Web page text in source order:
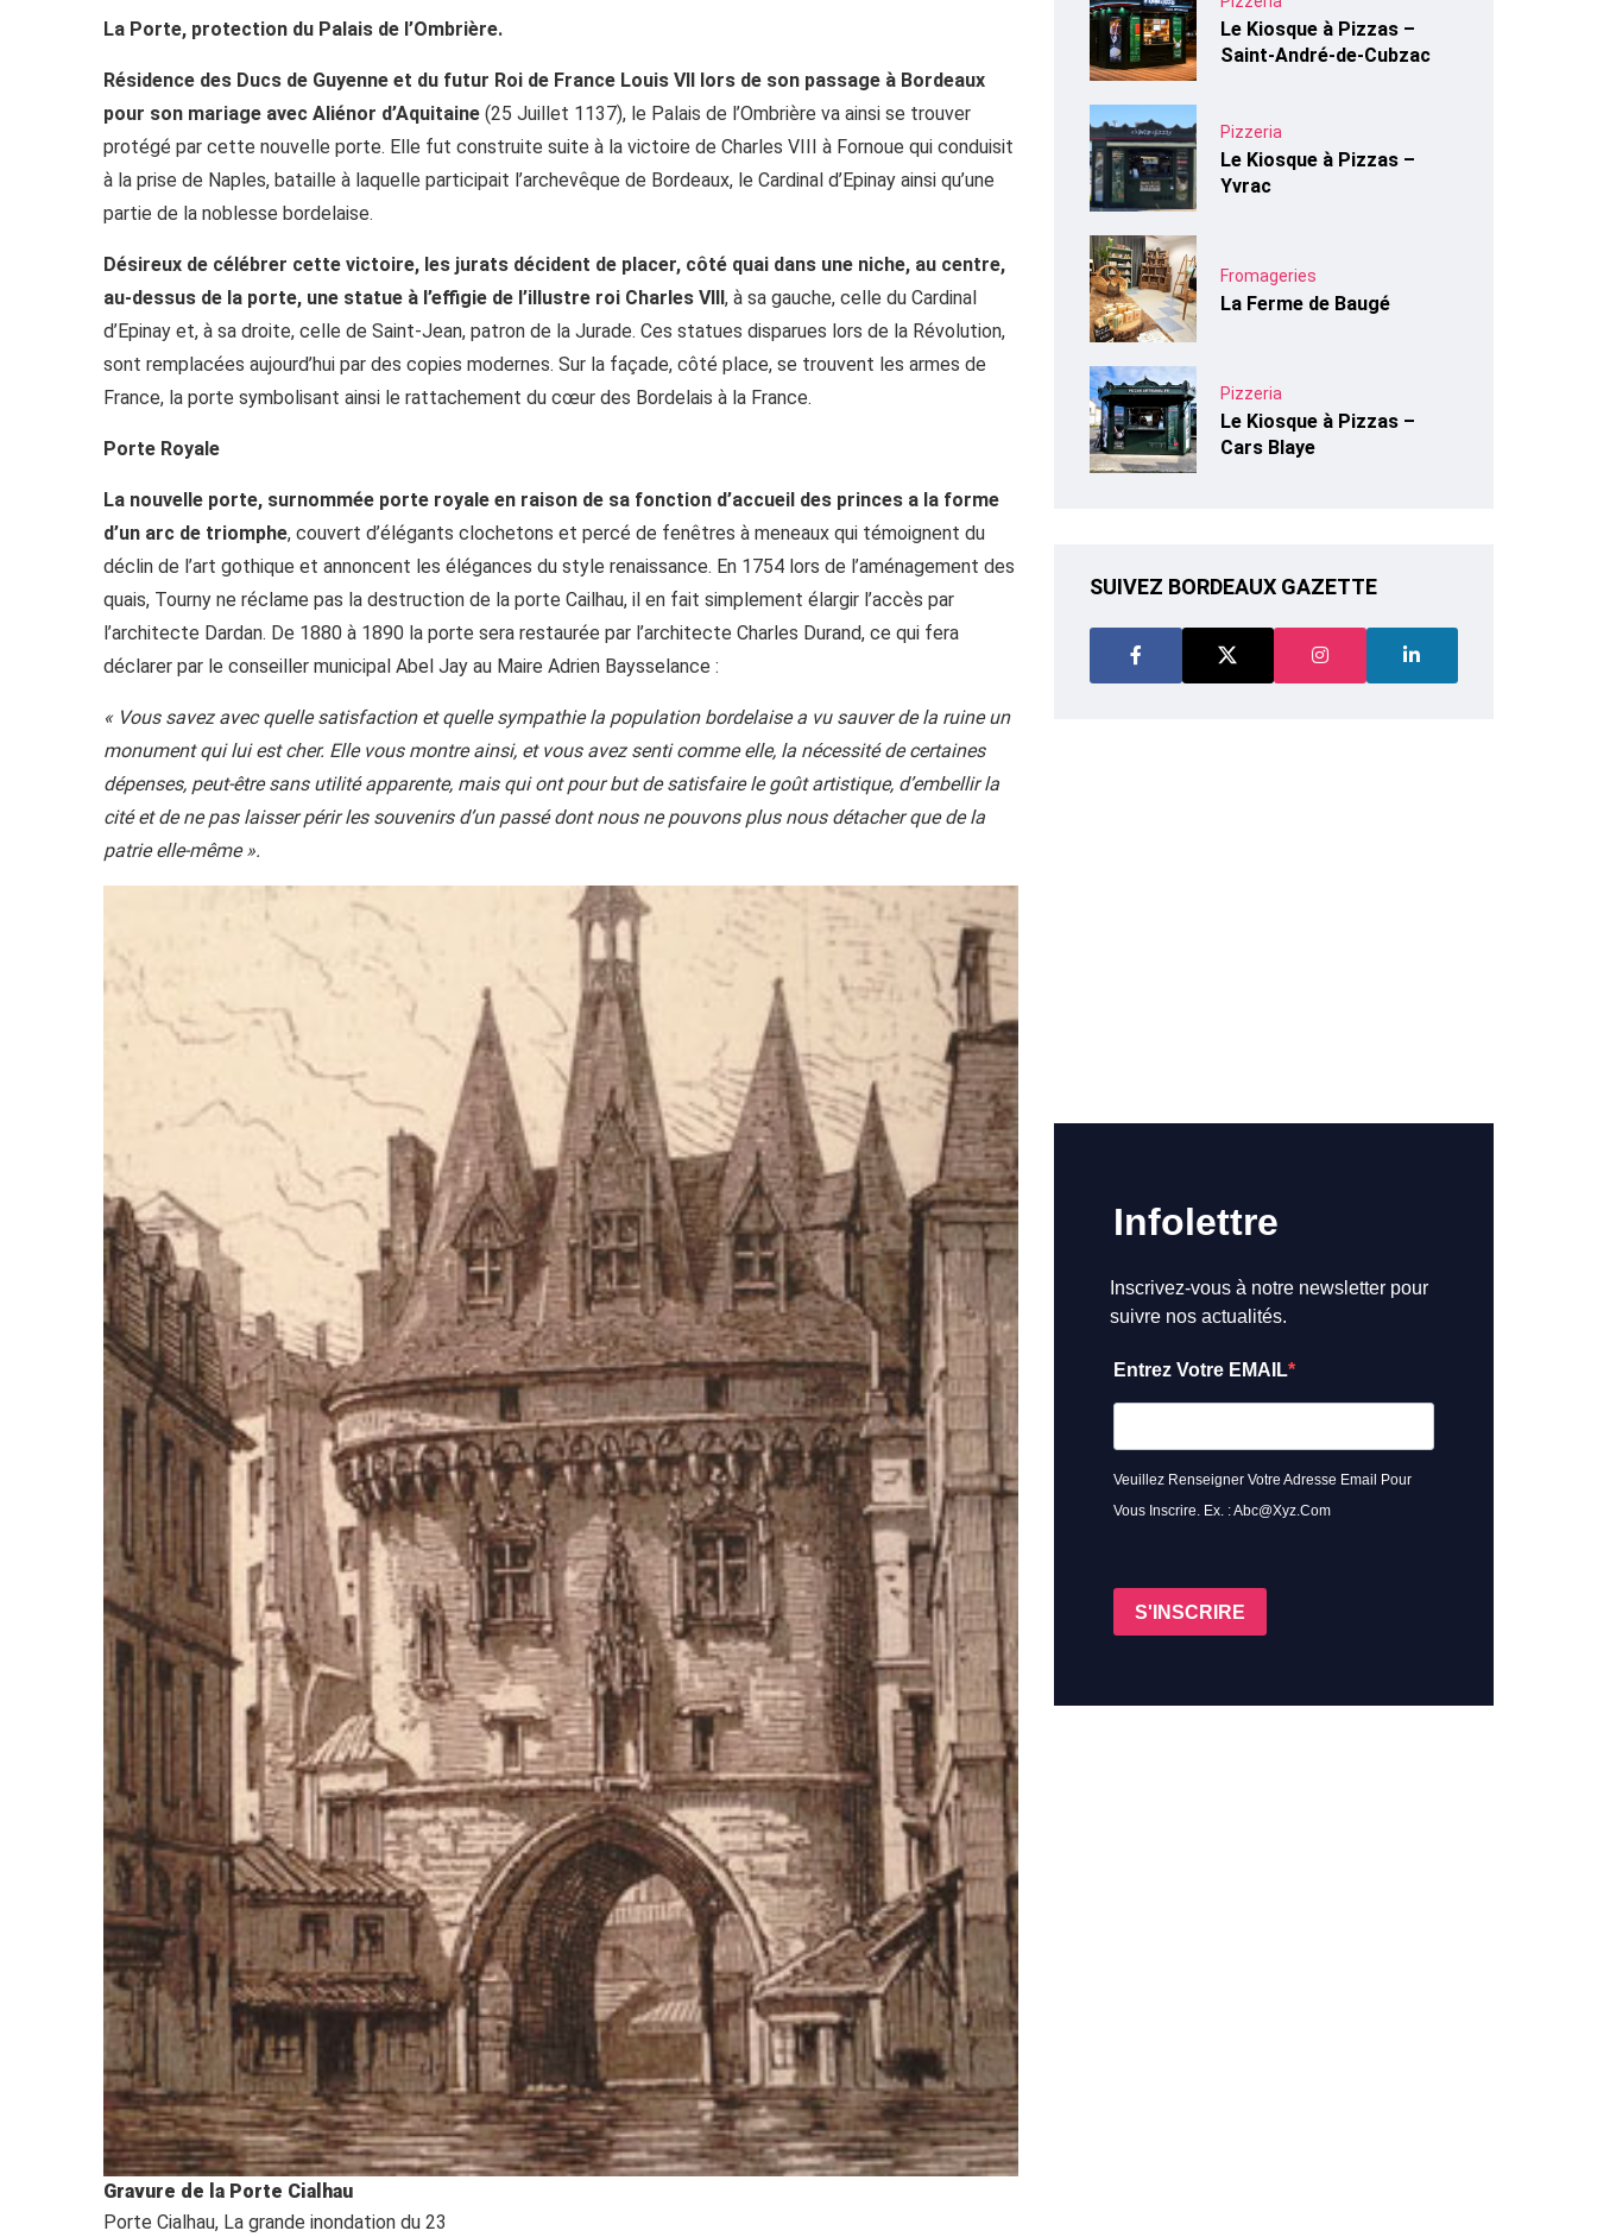
La Porte, protection du Palais de l’Ombrière.
Résidence des Ducs de Guyenne et du futur Roi de France Louis VII lors de son passage à Bordeaux
pour son mariage avec Aliénor d’Aquitaine (25 Juillet 1137), le Palais de l’Ombrière va ainsi se trouver
protégé par cette nouvelle porte. Elle fut construite suite à la victoire de Charles VIII à Fornoue qui conduisit
à la prise de Naples, bataille à laquelle participait l’archevêque de Bordeaux, le Cardinal d’Epinay ainsi qu’une
partie de la noblesse bordelaise.
Désireux de célébrer cette victoire, les jurats décident de placer, côté quai dans une niche, au centre,
au-dessus de la porte, une statue à l’effigie de l’illustre roi Charles VIII, à sa gauche, celle du Cardinal
d’Epinay et, à sa droite, celle de Saint-Jean, patron de la Jurade. Ces statues disparues lors de la Révolution,
sont remplacées aujourd’hui par des copies modernes. Sur la façade, côté place, se trouvent les armes de
France, la porte symbolisant ainsi le rattachement du cœur des Bordelais à la France.
Porte Royale
La nouvelle porte, surnommée porte royale en raison de sa fonction d’accueil des princes a la forme
d’un arc de triomphe, couvert d’élégants clochetons et percé de fenêtres à meneaux qui témoignent du
déclin de l’art gothique et annoncent les élégances du style renaissance. En 1754 lors de l’aménagement des
quais, Tourny ne réclame pas la destruction de la porte Cailhau, il en fait simplement élargir l’accès par
l’architecte Dardan. De 1880 à 1890 la porte sera restaurée par l’architecte Charles Durand, ce qui fera
déclarer par le conseiller municipal Abel Jay au Maire Adrien Baysselance :
« Vous savez avec quelle satisfaction et quelle sympathie la population bordelaise a vu sauver de la ruine un
monument qui lui est cher. Elle vous montre ainsi, et vous avez senti comme elle, la nécessité de certaines
dépenses, peut-être sans utilité apparente, mais qui ont pour but de satisfaire le goût artistique, d’embellir la
cité et de ne pas laisser périr les souvenirs d’un passé dont nous ne pouvons plus nous détacher que de la
patrie elle-même ».
Gravure de la Porte Cialhau
Porte Cialhau, La grande inondation du 23
Le Kiosque à Pizzas –
Saint-André-de-Cubzac
Pizzeria
Le Kiosque à Pizzas –
Yvrac
Fromageries
La Ferme de Baugé
Pizzeria
Le Kiosque à Pizzas –
Cars Blaye
SUIVEZ BORDEAUX GAZETTE
Infolettre
Inscrivez-vous à notre newsletter pour
suivre nos actualités.
Entrez Votre EMAIL
Veuillez Renseigner Votre Adresse Email Pour
Vous Inscrire. Ex. : Abc@xyz.com
S'INSCRIRE